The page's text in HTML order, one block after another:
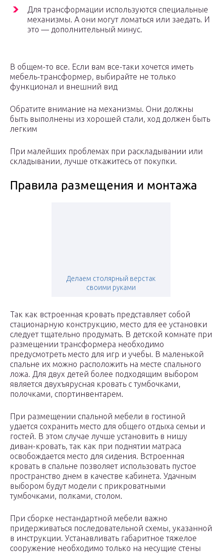
Для трансформации используются специальные
механизмы. А они могут ломаться или заедать. И
это — дополнительный минус.
В общем-то все. Если вам все-таки хочется иметь
мебель-трансформер, выбирайте не только
функционал и внешний вид
Обратите внимание на механизмы. Они должны
быть выполнены из хорошей стали, ход должен быть
легким
При малейших проблемах при раскладывании или
складывании, лучше откажитесь от покупки.
Правила размещения и монтажа
Делаем столярный верстак
своими руками
Так как встроенная кровать представляет собой
стационарную конструкцию, место для ее установки
следует тщательно продумать. В детской комнате при
размещении трансформера необходимо
предусмотреть место для игр и учебы. В маленькой
спальне их можно расположить на месте спального
ложа. Для двух детей более подходящим выбором
является двухъярусная кровать с тумбочками,
полочками, спортинвентарем.
При размещении спальной мебели в гостиной
удается сохранить место для общего отдыха семьи и
гостей. В этом случае лучше установить в нишу
диван-кровать, так как при поднятии матраса
освобождается место для сидения. Встроенная
кровать в спальне позволяет использовать пустое
пространство днем в качестве кабинета. Удачным
выбором будут модели с прикроватными
тумбочками, полками, столом.
При сборке нестандартной мебели важно
придерживаться последовательной схемы, указанной
в инструкции. Устанавливать габаритное тяжелое
сооружение необходимо только на несущие стены